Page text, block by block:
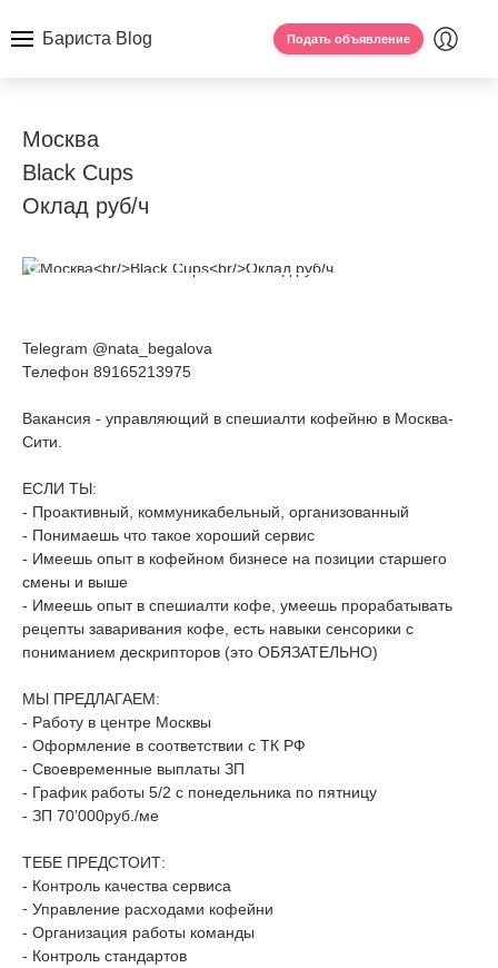
Бариста Blog Подать объявление
Москва
Black Cups
Оклад руб/ч
Telegram @nata_begalova
Телефон 89165213975
Вакансия - управляющий в спешиалти кофейню в Москва-
Сити.
ЕСЛИ ТЫ:
- Проактивный, коммуникабельный, организованный
- Понимаешь что такое хороший сервис
- Имеешь опыт в кофейном бизнесе на позиции старшего
смены и выше
- Имеешь опыт в спешиалти кофе, умеешь прорабатывать
рецепты заваривания кофе, есть навыки сенсорики с
пониманием дескрипторов (это ОБЯЗАТЕЛЬНО)
МЫ ПРЕДЛАГАЕМ:
- Работу в центре Москвы
- Оформление в соответствии с ТК РФ
- Своевременные выплаты ЗП
- График работы 5/2 с понедельника по пятницу
- ЗП 70’000руб./ме
ТЕБЕ ПРЕДСТОИТ:
- Контроль качества сервиса
⁃ Управление расходами кофейни
- Организация работы команды
- Контроль стандартов